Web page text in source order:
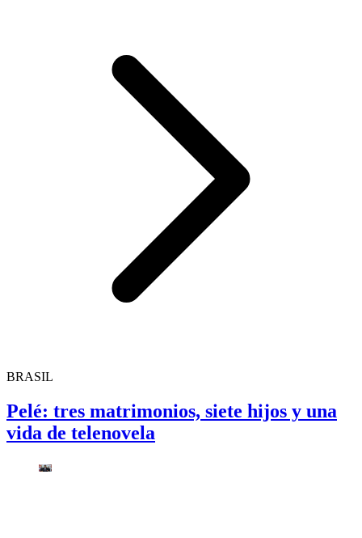
BRASIL
Pelé: tres matrimonios, siete hijos y una
vida de telenovela